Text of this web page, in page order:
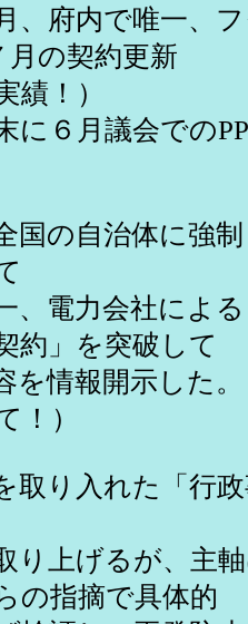
内で唯一、フ
月の契約更新
！）
議会でのPPS
国の自治体に強
力会社による
約」を突破して
開示した。～
！）
取り入れた「行
げるが、主軸
の指摘で具体的